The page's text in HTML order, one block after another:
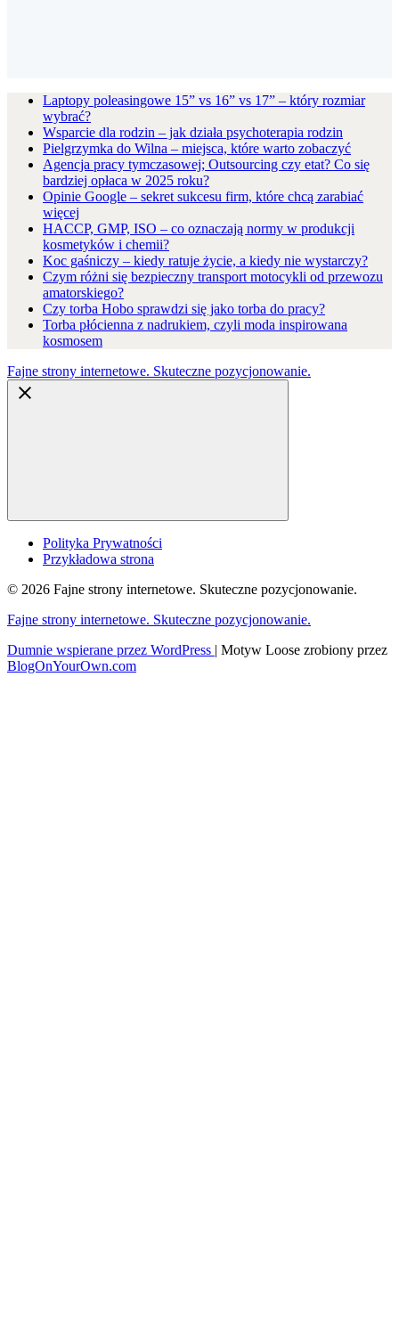
Laptopy poleasingowe 15” vs 16” vs 17” – który rozmiar
wybrać?
Wsparcie dla rodzin – jak działa psychoterapia rodzin
Pielgrzymka do Wilna – miejsca, które warto zobaczyć
Agencja pracy tymczasowej; Outsourcing czy etat? Co się
bardziej opłaca w 2025 roku?
Opinie Google – sekret sukcesu firm, które chcą zarabiać
więcej
HACCP, GMP, ISO – co oznaczają normy w produkcji
kosmetyków i chemii?
Koc gaśniczy – kiedy ratuje życie, a kiedy nie wystarczy?
Czym różni się bezpieczny transport motocykli od przewozu
amatorskiego?
Czy torba Hobo sprawdzi się jako torba do pracy?
Torba płócienna z nadrukiem, czyli moda inspirowana
kosmosem
Fajne strony internetowe. Skuteczne pozycjonowanie.
Polityka Prywatności
Przykładowa strona
© 2026 Fajne strony internetowe. Skuteczne pozycjonowanie.
Fajne strony internetowe. Skuteczne pozycjonowanie.
Dumnie wspierane przez WordPress | Motyw Loose zrobiony przez
BlogOnYourOwn.com